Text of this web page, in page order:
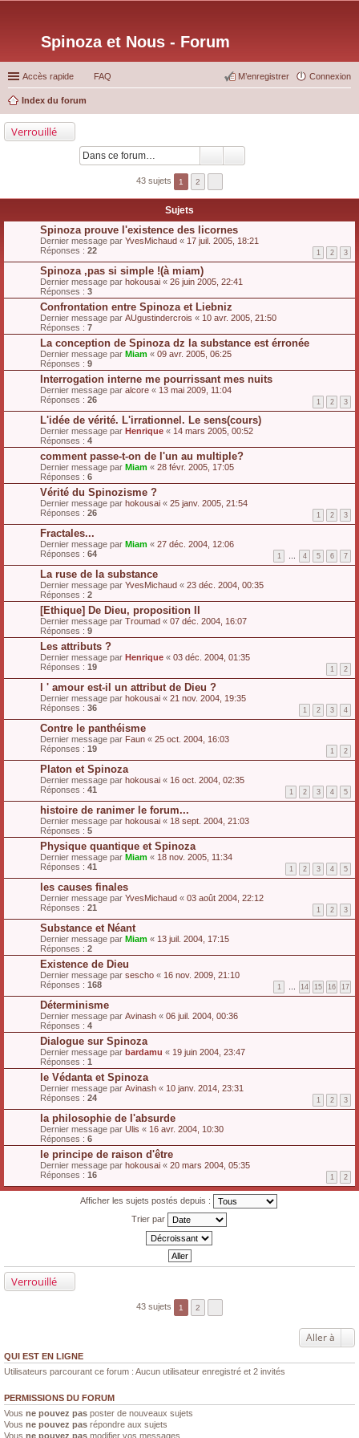
Spinoza et Nous - Forum
Accès rapide FAQ Connexion
M’enregistrer
Index du forum
Verrouillé
43 sujets 1 2
Sujets
Spinoza prouve l'existence des licornes
Dernier message par YvesMichaud « 17 juil. 2005, 18:21
Réponses : 22 1 2 3
Spinoza ,pas si simple !(à miam)
Dernier message par hokousai « 26 juin 2005, 22:41
Réponses : 3
Confrontation entre Spinoza et Liebniz
Dernier message par AUgustindercrois « 10 avr. 2005, 21:50
Réponses : 7
La conception de Spinoza dz la substance est érronée
Dernier message par Miam « 09 avr. 2005, 06:25
Réponses : 9
Interrogation interne me pourrissant mes nuits
Dernier message par alcore « 13 mai 2009, 11:04
Réponses : 26 1 2 3
L'idée de vérité. L'irrationnel. Le sens(cours)
Dernier message par Henrique « 14 mars 2005, 00:52
Réponses : 4
comment passe-t-on de l'un au multiple?
Dernier message par Miam « 28 févr. 2005, 17:05
Réponses : 6
Vérité du Spinozisme ?
Dernier message par hokousai « 25 janv. 2005, 21:54
Réponses : 26 1 2 3
Fractales...
Dernier message par Miam « 27 déc. 2004, 12:06
Réponses : 64 1 … 4 5 6 7
La ruse de la substance
Dernier message par YvesMichaud « 23 déc. 2004, 00:35
Réponses : 2
[Ethique] De Dieu, proposition II
Dernier message par Troumad « 07 déc. 2004, 16:07
Réponses : 9
Les attributs ?
Dernier message par Henrique « 03 déc. 2004, 01:35
Réponses : 19 1 2
l ' amour est-il un attribut de Dieu ?
Dernier message par hokousai « 21 nov. 2004, 19:35
Réponses : 36 1 2 3 4
Contre le panthéisme
Dernier message par Faun « 25 oct. 2004, 16:03
Réponses : 19 1 2
Platon et Spinoza
Dernier message par hokousai « 16 oct. 2004, 02:35
Réponses : 41 1 2 3 4 5
histoire de ranimer le forum...
Dernier message par hokousai « 18 sept. 2004, 21:03
Réponses : 5
Physique quantique et Spinoza
Dernier message par Miam « 18 nov. 2005, 11:34
Réponses : 41 1 2 3 4 5
les causes finales
Dernier message par YvesMichaud « 03 août 2004, 22:12
Réponses : 21 1 2 3
Substance et Néant
Dernier message par Miam « 13 juil. 2004, 17:15
Réponses : 2
Existence de Dieu
Dernier message par sescho « 16 nov. 2009, 21:10
Réponses : 168 1 … 14 15 16 17
Déterminisme
Dernier message par Avinash « 06 juil. 2004, 00:36
Réponses : 4
Dialogue sur Spinoza
Dernier message par bardamu « 19 juin 2004, 23:47
Réponses : 1
le Védanta et Spinoza
Dernier message par Avinash « 10 janv. 2014, 23:31
Réponses : 24 1 2 3
la philosophie de l'absurde
Dernier message par Ulis « 16 avr. 2004, 10:30
Réponses : 6
le principe de raison d'être
Dernier message par hokousai « 20 mars 2004, 05:35
Réponses : 16 1 2
Afficher les sujets postés depuis :
Trier par
Verrouillé
43 sujets 1 2
Aller à
QUI EST EN LIGNE
Utilisateurs parcourant ce forum : Aucun utilisateur enregistré et 2 invités
PERMISSIONS DU FORUM
Vous ne pouvez pas poster de nouveaux sujets
Vous ne pouvez pas répondre aux sujets
Vous ne pouvez pas modifier vos messages